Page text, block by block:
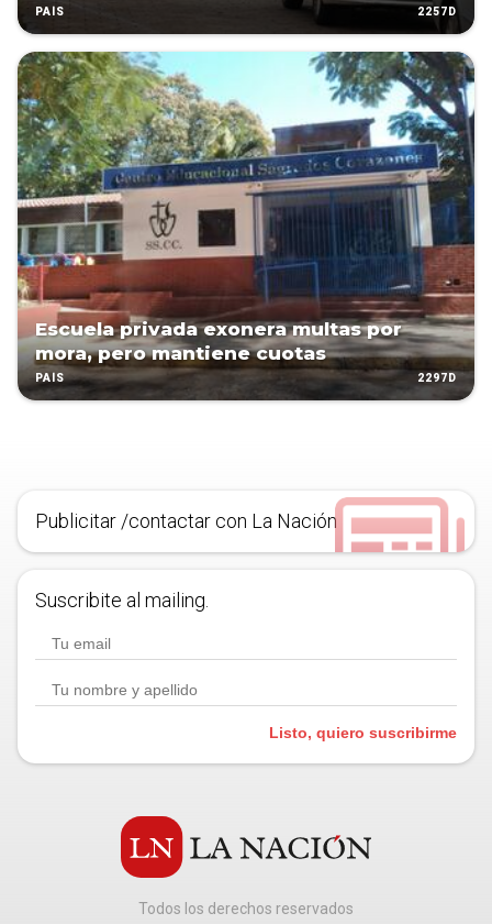
PAÍS 2257D
Escuela privada exonera multas por
mora, pero mantiene cuotas
PAÍS 2297D
Publicitar /contactar con La Nación
Suscribite al mailing.
Listo, quiero suscribirme
Todos los derechos reservados